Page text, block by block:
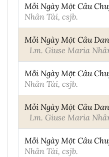
Mỗi Ngày Một Câu
Nhân Tài, csjb.
Mỗi Ngày Một Câu
Lm. Giuse Maria
Mỗi Ngày Một Câu
Nhân Tài, csjb.
Mỗi Ngày Một Câu
Lm. Giuse Maria
Mỗi Ngày Một Câu
Nhân Tài, csjb.